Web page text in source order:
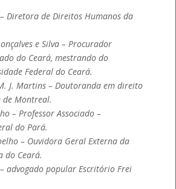
Diretora de Direitos Humanos da
e Silva – Procurador
do Ceará, mestrando do
Federal do Ceará.
J. Martins – Doutoranda em direito
de Montreal.
– Professor Associado –
do Pará.
– Ouvidora Geral Externa da
do Ceará.
advogado popular Escritório Frei